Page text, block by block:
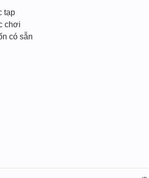
tạp
chơi
có sẵn